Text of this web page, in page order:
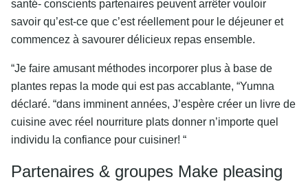
santé- conscients partenaires peuvent arrêter vouloir
savoir qu’est-ce que c’est réellement pour le déjeuner et
commencez à savourer délicieux repas ensemble.
“Je faire amusant méthodes incorporer plus à base de
plantes repas la mode qui est pas accablante, “Yumna
déclaré. “dans imminent années, J’espère créer un livre de
cuisine avec réel nourriture plats donner n’importe quel
individu la confiance pour cuisiner! “
Partenaires & groupes Make pleasing